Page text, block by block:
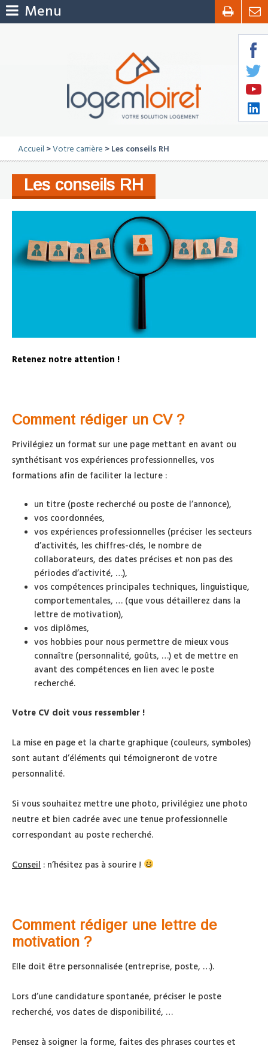
Menu
Accueil >Votre carrière > Les conseils RH
Les conseils RH
Retenez notre attention !
Comment rédiger un CV?
Privilégiez un format sur une page mettant en avant ou
synthétisant vos expériences professionnelles, vos
formations afin de faciliter la lecture :
un titre (poste recherché ou poste de l’annonce),
vos coordonnées,
vos expériences professionnelles (préciser les secteurs
d’activités, les chiffres-clés, le nombre de
collaborateurs, des dates précises et non pas des
périodes d’activité, …),
vos compétences principales techniques, linguistique,
comportementales, … (que vous détaillerez dans la
lettre de motivation),
vos diplômes,
vos hobbies pour nous permettre de mieux vous
connaître (personnalité, goûts, …) et de mettre en
avant des compétences en lien avec le poste
recherché.
Votre CV doit vous ressembler !
La mise en page et la charte graphique (couleurs, symboles)
sont autant d’éléments qui témoigneront de votre
personnalité.
Si vous souhaitez mettre une photo, privilégiez une photo
neutre et bien cadrée avec une tenue professionnelle
correspondant au poste recherché.
Conseil : n’hésitez pas à sourire !
Comment rédiger une lettre de
motivation ?
Elle doit être personnalisée (entreprise, poste, …).
Lors d’une candidature spontanée, préciser le poste
recherché, vos dates de disponibilité, …
Pensez à soigner la forme, faites des phrases courtes et